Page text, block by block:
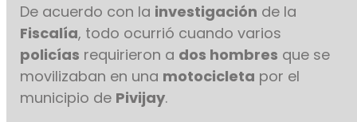
De acuerdo con la investigación de la
Fiscalía, todo ocurrió cuando varios
policías requirieron a dos hombres que se
movilizaban en una motocicleta por el
municipio de Pivijay.